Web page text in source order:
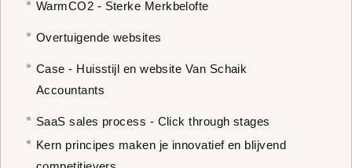
WarmCO2 - Sterke Merkbelofte
Overtuigende websites
Case - Huisstijl en website Van Schaik
Accountants
SaaS sales process - Click through stages
Kern principes maken je innovatief en blijvend